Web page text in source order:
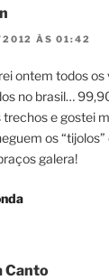
ÀS 01:42
ontem todos os
no brasil…
trechos e gostei
os
galera!
Canto